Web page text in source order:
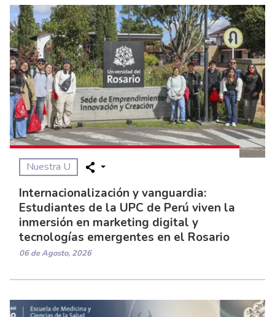
Nuestra U
Internacionalización y vanguardia:
Estudiantes de la UPC de Perú viven la
inmersión en marketing digital y
tecnologías emergentes en el Rosario
06 de Agosto, 2026